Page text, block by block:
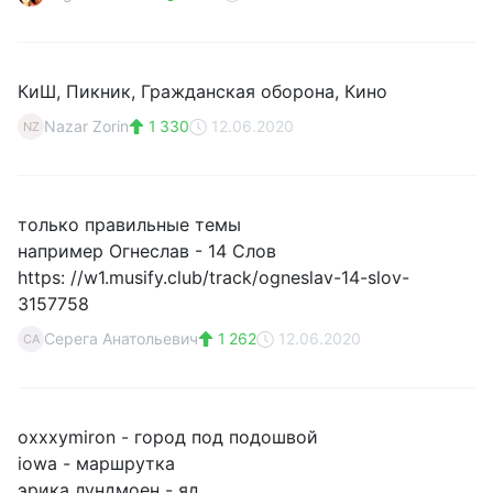
КиШ, Пикник, Гражданская оборона, Кино
NZ Nazar Zorin 1 330 12.06.2020
только правильные темы
например Огнеслав - 14 Слов
https: //w1.musify.club/track/ogneslav-14-slov-
3157758
СА Серега Анатольевич 1 262 12.06.2020
oxxxymiron - город под подошвой
iowa - маршрутка